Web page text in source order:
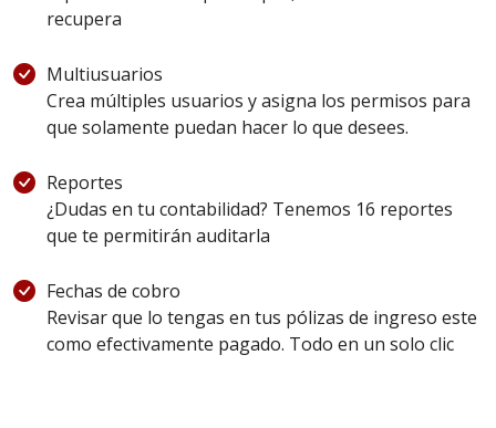
recupera
Multiusuarios
Crea múltiples usuarios y asigna los permisos para
que solamente puedan hacer lo que desees.
Reportes
¿Dudas en tu contabilidad? Tenemos 16 reportes
que te permitirán auditarla
Fechas de cobro
Revisar que lo tengas en tus pólizas de ingreso este
como efectivamente pagado. Todo en un solo clic